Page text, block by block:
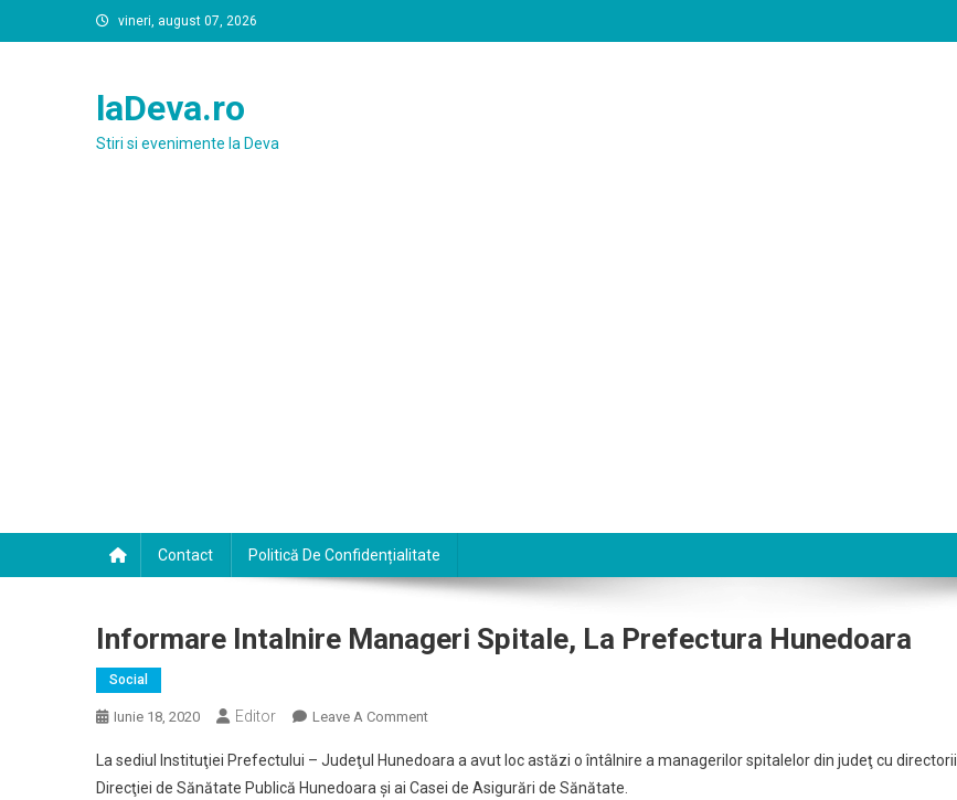
to
vineri, august 07, 2026
laDeva.ro
Stiri si evenimente la Deva
Contact Politică De Confidențialitate
Informare Intalnire Manageri Spitale, La Prefectura Hunedoara
Social
Iunie 18, 2020 Editor Leave A CommentOn
Intalnire
Manageri
La sediul Instituţiei Prefectului – Judeţul Hunedoara a avut loc astăzi o întâlnire a managerilor spitalelor din judeţ cu directorii
Direcţiei de Sănătate Publică Hunedoara şi ai Casei de Asigurări de Sănătate.